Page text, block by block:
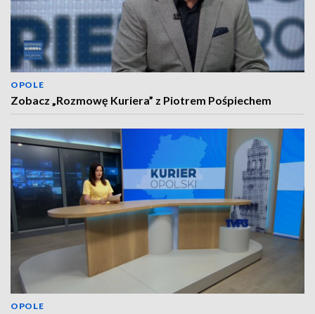
OPOLE
Zobacz „Rozmowę Kuriera” z Piotrem Pośpiechem
OPOLE